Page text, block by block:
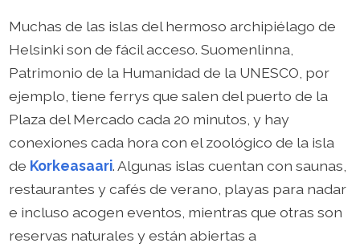
Muchas de las islas del hermoso archipiélago de
Helsinki son de fácil acceso. Suomenlinna,
Patrimonio de la Humanidad de la UNESCO, por
ejemplo, tiene ferrys que salen del puerto de la
Plaza del Mercado cada 20 minutos, y hay
conexiones cada hora con el zoológico de la isla
de Korkeasaari. Algunas islas cuentan con saunas,
restaurantes y cafés de verano, playas para nadar
e incluso acogen eventos, mientras que otras son
reservas naturales y están abiertas a